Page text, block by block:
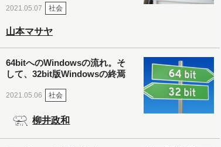
2021.05.07 社会
山本マサヤ
64bitへのWindowsの流れ。そ
して、32bit版Windowsの終焉
2021.05.06 社会
柳井政和